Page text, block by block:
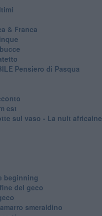
& Franca
Pensiero di Pasqua
est
sul vaso - La nuit africaine
beginning
del geco
smeraldino